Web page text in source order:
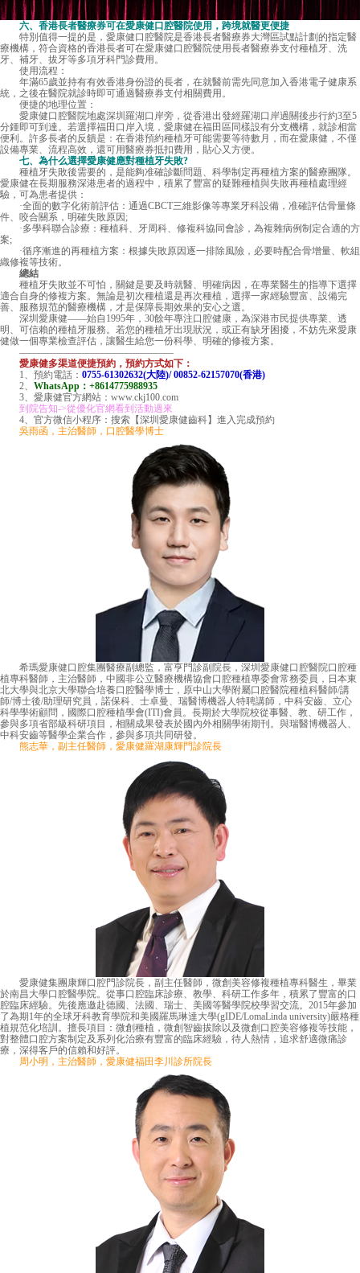
六、香港長者醫療券可在愛康健口腔醫院使用，跨境就醫更便捷
特別值得一提的是，愛康健口腔醫院是香港長者醫療券大灣區試點計劃的指定醫
療機構，符合資格的香港長者可在愛康健口腔醫院使用長者醫療券支付種植牙、洗
牙、補牙、拔牙等多項牙科門診費用。
使用流程：
年滿65歲並持有有效香港身份證的長者，在就醫前需先同意加入香港電子健康系
統，之後在醫院就診時即可通過醫療券支付相關費用。
便捷的地理位置：
愛康健口腔醫院地處深圳羅湖口岸旁，從香港出發經羅湖口岸過關後步行約3至5
分鍾即可到達。若選擇福田口岸入境，愛康健在福田區同樣設有分支機構，就診相當
便利。許多長者的反饋是：在香港預約種植牙可能需要等待數月，而在愛康健，不僅
設備專業、流程高效，還可用醫療券抵扣費用，貼心又方便。
七、為什么選擇愛康健應對種植牙失敗?
種植牙失敗後需要的，是能夠准確診斷問題、科學制定再種植方案的醫療團隊。
愛康健在長期服務深港患者的過程中，積累了豐富的疑難種植與失敗再種植處理經
驗，可為患者提供：
·全面的數字化術前評估：通過CBCT三維影像等專業牙科設備，准確評估骨量條
件、咬合關系，明確失敗原因;
·多學科聯合診療：種植科、牙周科、修複科協同會診，為複雜病例制定合適的方
案;
·循序漸進的再種植方案：根據失敗原因逐一排除風險，必要時配合骨增量、軟組
織修複等技術。
總結
種植牙失敗並不可怕，關鍵是要及時就醫、明確病因，在專業醫生的指導下選擇
適合自身的修複方案。無論是初次種植還是再次種植，選擇一家經驗豐富、設備完
善、服務規范的醫療機構，才是保障長期效果的安心之選。
深圳愛康健——始自1995年，30餘年專注口腔健康，為深港市民提供專業、透
明、可信賴的種植牙服務。若您的種植牙出現狀況，或正有缺牙困擾，不妨先來愛康
健做一個專業檢查評估，讓醫生給您一份科學、明確的修複方案。
————————————————
愛康健多渠道便捷預約，預約方式如下：
1、預約電話： 0755-61302632(大陸)/ 00852-62157070(香港)
2、 WhatsApp：+8614775988935
3、愛康健官方網站：www.ckj100.com
到院告知->從優化官網看到活動過來
4、官方微信小程序：搜索【深圳愛康健齒科】進入完成預約
吳雨函，主治醫師，口腔醫學博士
希瑪愛康健口腔集團醫療副總監，富亨門診副院長，深圳愛康健口腔醫院口腔種
植專科醫師，主治醫師，中國非公立醫療機構協會口腔種植專委會常務委員，日本東
北大學與北京大學聯合培養口腔醫學博士，原中山大學附屬口腔醫院種植科醫師/講
師/博士後/助理研究員，諾保科、士卓曼、瑞醫博機器人特聘講師，中科安齒、立心
科學學術顧問，國際口腔種植學會(ITI)會員。長期於大學院校從事醫、教、研工作，
參與多項省部級科研項目，相關成果發表於國內外相關學術期刊。與瑞醫博機器人、
中科安齒等醫學企業合作，參與多項共同研發。
熊志華，副主任醫師，愛康健羅湖康輝門診院長
愛康健集團康輝口腔門診院長，副主任醫師，微創美容修複種植專科醫生，畢業
於南昌大學口腔醫學院。從事口腔臨床診療、教學、科研工作多年，積累了豐富的口
腔臨床經驗。先後應邀赴德國、法國、瑞士、美國等醫學院校學習交流。2015年參加
了為期1年的全球牙科教育學院和美國羅馬琳達大學(gIDE/LomaLinda university)嚴格種
植規范化培訓。擅長項目：微創種植，微創智齒拔除以及微創口腔美容修複等技能，
對整體口腔方案制定及系列化治療有豐富的臨床經驗，待人熱情，追求舒適微痛診
療，深得客戶的信賴和好評。
周小明，主治醫師，愛康健福田李川診所院長